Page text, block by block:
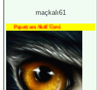
maçkalı61
Papatyam Aktif Üyesi